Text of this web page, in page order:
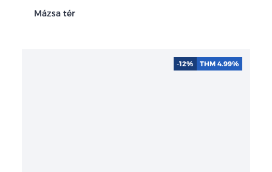
Mázsa tér
-12% THM 4.99%